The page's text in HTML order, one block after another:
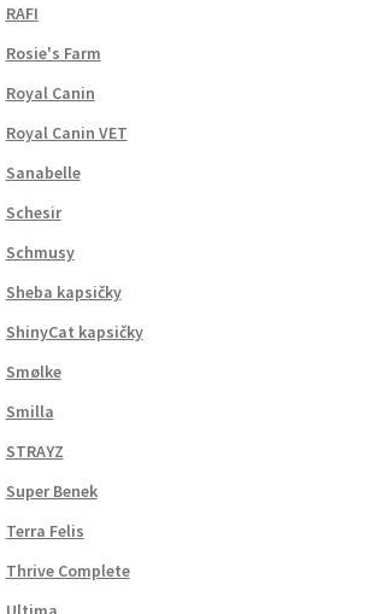
RAFI
Rosie's Farm
Royal Canin
Royal Canin VET
Sanabelle
Schesir
Schmusy
Sheba kapsičky
ShinyCat kapsičky
Smølke
Smilla
STRAYZ
Super Benek
Terra Felis
Thrive Complete